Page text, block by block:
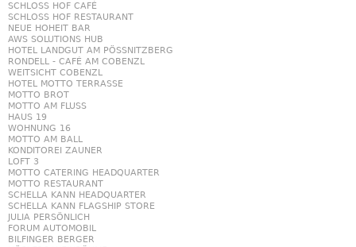
SCHLOSS HOF CAFÉ
SCHLOSS HOF RESTAURANT
NEUE HOHEIT BAR
AWS SOLUTIONS HUB
HOTEL LANDGUT AM PÖSSNITZBERG
RONDELL - CAFÉ AM COBENZL
WEITSICHT COBENZL
HOTEL MOTTO TERRASSE
MOTTO BROT
MOTTO AM FLUSS
HAUS 19
WOHNUNG 16
MOTTO AM BALL
KONDITOREI ZAUNER
LOFT 3
MOTTO CATERING HEADQUARTER
MOTTO RESTAURANT
SCHELLA KANN HEADQUARTER
SCHELLA KANN FLAGSHIP STORE
JULIA PERSÖNLICH
FORUM AUTOMOBIL
BILFINGER BERGER